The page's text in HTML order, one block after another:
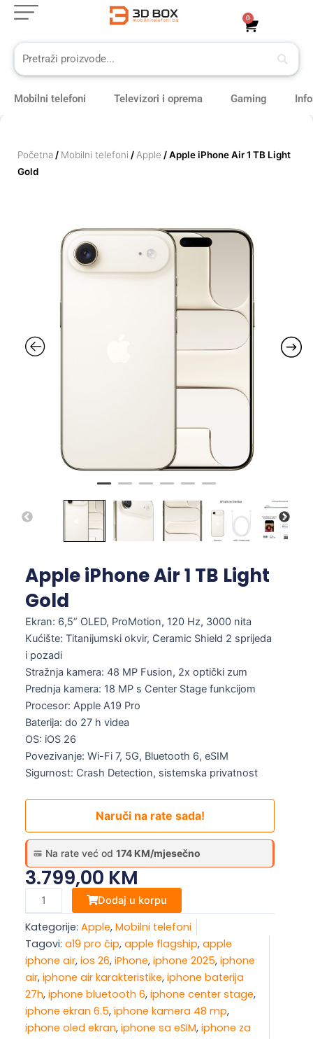
Skip
content
0
Cart
Mobilni telefoni Televizori i oprema Gaming
Početna / Mobilni telefoni / Apple / Apple iPhone Air 1 TB Light
Gold
Apple iPhone Air 1 TB Light
Gold
Ekran: 6,5” OLED, ProMotion, 120 Hz, 3000 nita
Kućište: Titanijumski okvir, Ceramic Shield 2 sprijeda
i pozadi
Stražnja kamera: 48 MP Fusion, 2x optički zum
Prednja kamera: 18 MP s Center Stage funkcijom
Procesor: Apple A19 Pro
Baterija: do 27 h videa
OS: iOS 26
Povezivanje: Wi-Fi 7, 5G, Bluetooth 6, eSIM
Sigurnost: Crash Detection, sistemska privatnost
Na rate već od 174 KM/mjesečno
Naruči na rate sada!
3.799,00 KM
Apple
iPhone
Air
1
TB
Light
Gold
količina
Dodaj u korpu
Kategorije: Apple, Mobilni telefoni
Tagovi: a19 pro čip, apple flagship, apple
iphone air, ios 26, iPhone, iphone 2025, iphone
air, iphone air karakteristike, iphone baterija
27h, iphone bluetooth 6, iphone center stage,
iphone ekran 6.5, iphone kamera 48 mp,
iphone oled ekran, iphone sa eSIM, iphone za